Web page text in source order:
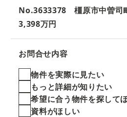
No.3633378 橿原市中曽
3,398万円
お問合せ内容
物件を実際に見たい
もっと詳細が知りたい
希望に合う物件を探して
資料がほしい